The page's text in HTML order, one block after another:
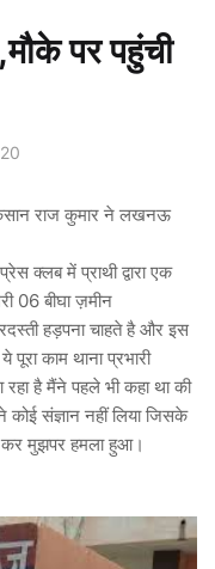
पर पहुंची
राज कुमार ने लखनऊ
क्लब में प्राथी द्वारा एक
06 बीघा ज़मीन
हड़पना चाहते है और इस
काम थाना प्रभारी
है मैंने पहले भी कहा था की
संज्ञान नहीं लिया जिसके
कर मुझपर हमला हुआ।